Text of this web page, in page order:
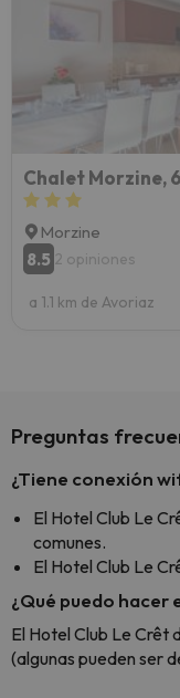
Morzine
8.5 2 opiniones
a 1.1 km de Avoriaz
Preguntas
¿Tiene conexión
El Hotel Club Le
comunes.
El Hotel Club Le
¿Qué puedo hacer
El Hotel Club Le Crêt
(algunas pueden ser